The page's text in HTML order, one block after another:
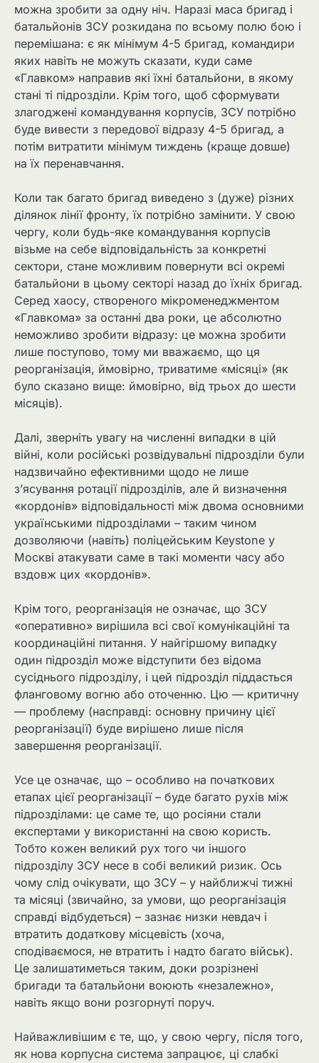
можна зробити за одну ніч. Наразі маса бригад і
батальйонів ЗСУ розкидана по всьому полю бою і
перемішана: є як мінімум 4-5 бригад, командири
яких навіть не можуть сказати, куди саме
«Главком» направив які їхні батальйони, в якому
стані ті підрозділи. Крім того, щоб сформувати
злагоджені командування корпусів, ЗСУ потрібно
буде вивести з передової відразу 4-5 бригад, а
потім витратити мінімум тиждень (краще довше)
на їх перенавчання.
Коли так багато бригад виведено з (дуже) різних
ділянок лінії фронту, їх потрібно замінити. У свою
чергу, коли будь-яке командування корпусів
візьме на себе відповідальність за конкретні
сектори, стане можливим повернути всі окремі
батальйони в цьому секторі назад до їхніх бригад.
Серед хаосу, створеного мікроменеджментом
«Главкома» за останні два роки, це абсолютно
неможливо зробити відразу: це можна зробити
лише поступово, тому ми вважаємо, що ця
реорганізація, ймовірно, триватиме «місяці» (як
було сказано вище: ймовірно, від трьох до шести
місяців).
Далі, зверніть увагу на численні випадки в цій
війні, коли російські розвідувальні підрозділи були
надзвичайно ефективними щодо не лише
з’ясування ротації підрозділів, але й визначення
«кордонів» відповідальності між двома основними
українськими підрозділами – таким чином
дозволяючи (навіть) поліцейським Keystone у
Москві атакувати саме в такі моменти часу або
вздовж цих «кордонів».
Крім того, реорганізація не означає, що ЗСУ
«оперативно» вирішила всі свої комунікаційні та
координаційні питання. У найгіршому випадку
один підрозділ може відступити без відома
сусіднього підрозділу, і цей підрозділ піддасться
фланговому вогню або оточенню. Цю — критичну
— проблему (насправді: основну причину цієї
реорганізації) буде вирішено лише після
завершення реорганізації.
Усе це означає, що – особливо на початкових
етапах цієї реорганізації – буде багато рухів між
підрозділами: це саме те, що росіяни стали
експертами у використанні на свою користь.
Тобто кожен великий рух того чи іншого
підрозділу ЗСУ несе в собі великий ризик. Ось
чому слід очікувати, що ЗСУ – у найближчі тижні
та місяці (звичайно, за умови, що реорганізація
справді відбудеться) – зазнає низки невдач і
втратить додаткову місцевість (хоча,
сподіваємося, не втратить і надто багато військ).
Це залишатиметься таким, доки розрізнені
бригади та батальйони воюють «незалежно»,
навіть якщо вони розгорнуті поруч.
Найважливішим є те, що, у свою чергу, після того,
як нова корпусна система запрацює, ці слабкі